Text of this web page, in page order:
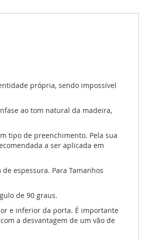
própria, sendo impossível
ao tom natural da madeira,
tipo de preenchimento. Pela sua
a ser aplicada em
espessura. Para Tamanhos
de 90 graus.
e inferior da porta. É importante
a desvantagem de um vão de